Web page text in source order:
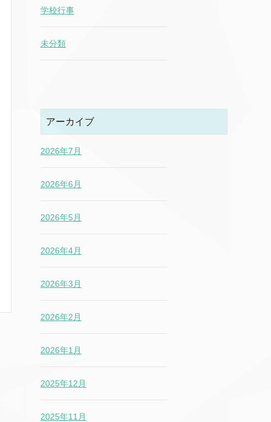
学校行事
未分類
アーカイブ
2026年7月
2026年6月
2026年5月
2026年4月
2026年3月
2026年2月
2026年1月
2025年12月
2025年11月